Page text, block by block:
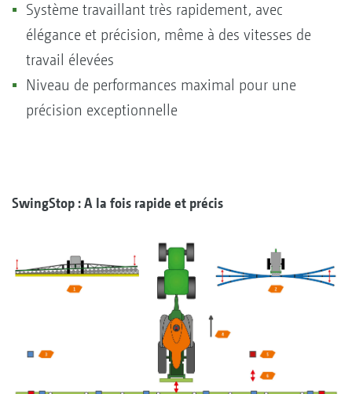
Système travaillant très rapidement, avec
élégance et précision, même à des vitesses de
travail élevées
Niveau de performances maximal pour une
précision exceptionnelle
SwingStop : A la fois rapide et précis